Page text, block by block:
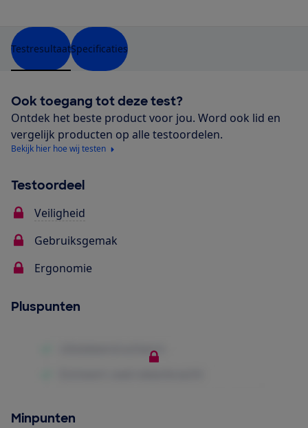
TestresultaatSpecificaties
Ook toegang tot deze test?
Ontdek het beste product voor jou. Word ook lid en
vergelijk producten op alle testoordelen.
Bekijk hier hoe wij testen
Testoordeel
Veiligheid
Gebruiksgemak
Ergonomie
Pluspunten
Minpunten